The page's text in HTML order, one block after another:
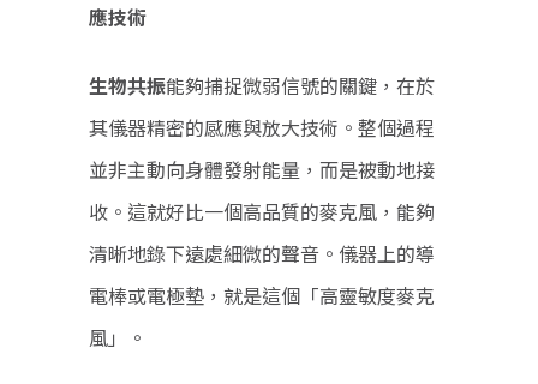
應技術
生物共振能夠捕捉微弱信號的關鍵，在於
其儀器精密的感應與放大技術。整個過程
並非主動向身體發射能量，而是被動地接
收。這就好比一個高品質的麥克風，能夠
清晰地錄下遠處細微的聲音。儀器上的導
電棒或電極墊，就是這個「高靈敏度麥克
風」。